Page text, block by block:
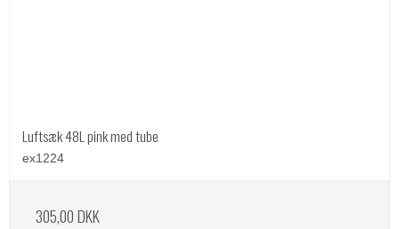
Luftsæk 48L pink med tube
ex1224
305,00 DKK